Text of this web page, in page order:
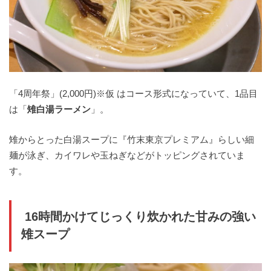
「4周年祭」(2,000円)※仮 はコース形式になっていて、1品目
は「雉白湯ラーメン 」。
雉からとった白湯スープに『竹末東京プレミアム』らしい細
麺が泳ぎ、カイワレや玉ねぎなどがトッピングされていま
す。
16時間かけてじっくり炊かれた甘みの強い
雉スープ